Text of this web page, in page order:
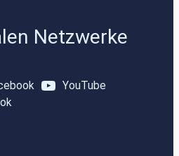
Netzwerke
YouTube